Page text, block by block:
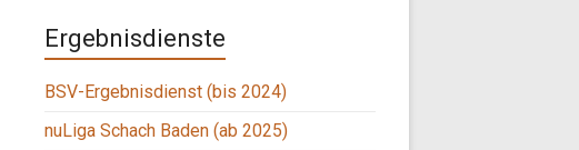
Ergebnisdienste
BSV-Ergebnisdienst (bis 2024)
nuLiga Schach Baden (ab 2025)